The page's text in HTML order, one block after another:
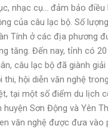
nhạc cụ… đảm bảo điều
của câu lạc bộ. Số
Tính ở các địa phương
tăng. Đến nay, tỉnh có
câu lạc bộ đã giành
thi, hội diễn văn nghệ
tại một số điểm du lịch
huyện Sơn Động và Yên
văn nghệ được đưa vào